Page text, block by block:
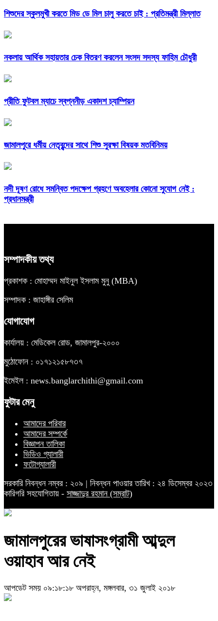
শিশুদের স্কুলমুখী করতে মিড ডে মিল চালু করতে চাই : প্রতিমন্ত্রী মিল্লাত
নকলায় আর্থিক সহায়তার চেক বিতরণ করলেন সংসদ সদস্য ফাহিম চৌধুরী
প্রীতি ফুটবল ম্যাচে স্বপ্ননীড় একাদশ চ্যাম্পিয়ন
জামালপুরে ধর্মীয় নেতৃবৃন্দের সাথে শিশু সুরক্ষা বিষয়ক মতবিনিময়
নদী দূষণ রোধে সমন্বিত পদক্ষেপ গ্রহণে অবহেলার কোনো সুযোগ নেই :
প্রধানমন্ত্রী
সম্পাদকীয় তথ্য
প্রকাশক : মোহাম্মদ মাইনুল ইসলাম মুনু (MBA)
সম্পাদক : জাহাঙ্গীর সেলিম
যোগাযোগ
কার্যালয় : মেডিকেল রোড, জামালপুর-২০০০
মুঠোফোন : ০১৭১২১৫৮৭৩৭
ইমেইল : news.banglarchithi@gmail.com
ফুটার মেনু
আমাদের পরিবার
আমাদের সম্পর্কে
বিজ্ঞাপন তালিকা
ভিডিও গ্যালারী
ফটোগ্যালারী
সরকারি নিবন্ধন নম্বর : ২০৯ | নিবন্ধন পাওয়ার তারিখ : ২৪ ডিসেম্বর ২০২৩
কারিগরি সহযোগিতায় - সাজ্জাদুর রহমান (সম্রাট)
জামালপুরের ভাষাসংগ্রামী আব্দুল
ওয়াহাব আর নেই
আপডেট সময় ০৯:১৮:১৮ অপরাহ্ন, মঙ্গলবার, ৩১ জুলাই ২০১৮